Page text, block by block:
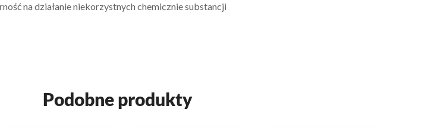
na działanie niekorzystnych chemicznie substancji
Podobne produkty